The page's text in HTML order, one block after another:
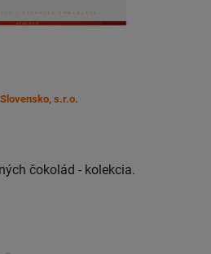
s.r.o.
čokolád - kolekcia.